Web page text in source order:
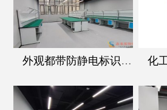
外观都带防静电标识，阻抗桌和普通防静电桌的核心区别在哪